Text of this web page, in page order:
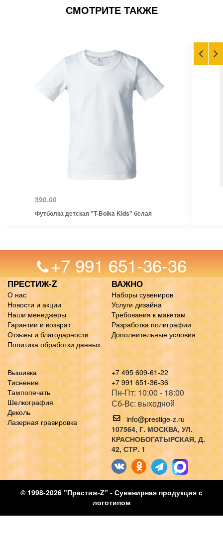
СМОТРИТЕ ТАКЖЕ
390.00
Футболка детская "T-Bolka Kids" белая
+7 991 651-36-36
ПРЕСТИЖ-Z
О нас
Новости и акции
Наши менеджеры
Гарантии и возврат
Отзывы и благодарности
Политика обработки данных
ВАЖНО
Наборы сувениров
Услуги дизайна
Требования к макетам
Разработка полиграфии
Дополнительные условия
Вышивка
Тиснение
Тампопечать
Шелкография
Деколь
Лазерная гравировка
+7 495 609-61-22
+7 991 651-36-36
Пн-Пт: 10:00 - 18:00
Сб-Вс: выходной
info@prestige-z.ru
107564, Г. МОСКВА, УЛ.
КРАСНОБОГАТЫРСКАЯ, Д.
42, СТР. 1
© 1998-2026 "Престиж-Z" - Сувенирная продукция с
логотипом